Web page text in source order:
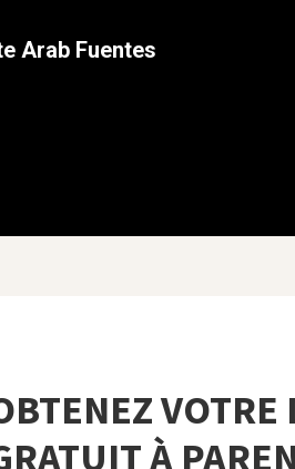
Arab Fuentes
VOTRE
À